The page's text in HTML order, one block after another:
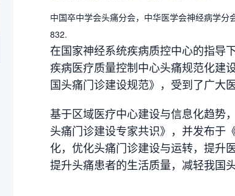
中国卒中学会头痛分会，中华医学会神经病学
832.
在国家神经系统疾病质控中心的指导
疾病医疗质量控制中心头痛规范化建
国头痛门诊建设规范》，受到了广大
基于区域医疗中心建设与信息化趋势
头痛门诊建设专家共识》，并发布于
化，优化头痛门诊建设与运转，提升
提升头痛患者的生活质量，减轻我国